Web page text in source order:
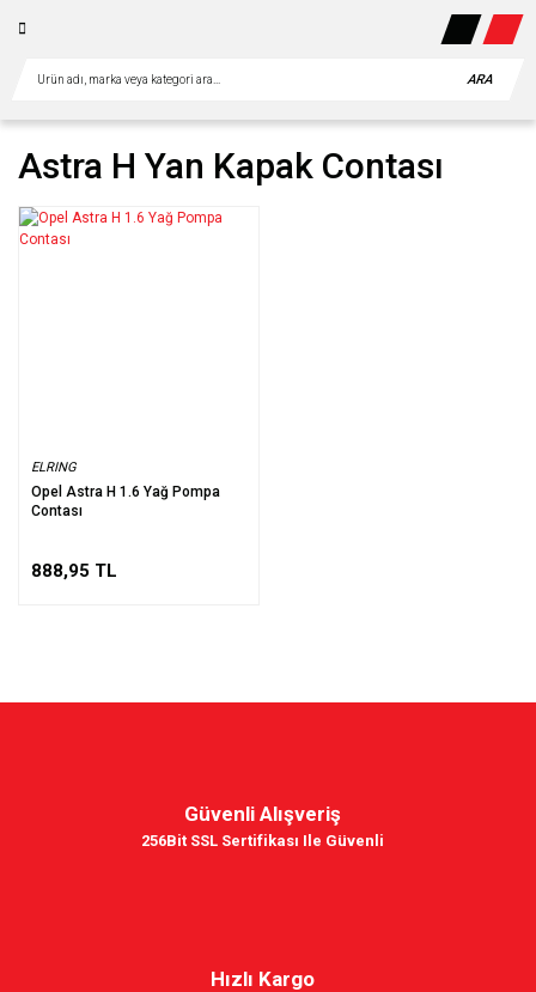
ARA
Astra H Yan Kapak Contası
ELRING
Opel Astra H 1.6 Yağ Pompa
Contası
888,95 TL
Güvenli Alışveriş
256Bit SSL Sertifikası Ile Güvenli
Hızlı Kargo